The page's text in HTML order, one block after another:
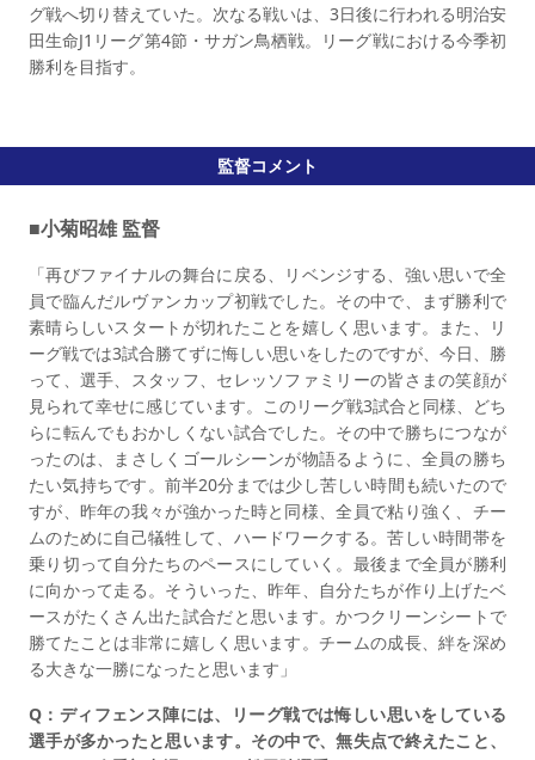
グ戦へ切り替えていた。次なる戦いは、3日後に行われる明治安
田生命J1リーグ第4節・サガン鳥栖戦。リーグ戦における今季初
勝利を目指す。
監督コメント
■小菊昭雄 監督
「再びファイナルの舞台に戻る、リベンジする、強い思いで全
員で臨んだルヴァンカップ初戦でした。その中で、まず勝利で
素晴らしいスタートが切れたことを嬉しく思います。また、リ
ーグ戦では3試合勝てずに悔しい思いをしたのですが、今日、勝
って、選手、スタッフ、セレッソファミリーの皆さまの笑顔が
見られて幸せに感じています。このリーグ戦3試合と同様、どち
らに転んでもおかしくない試合でした。その中で勝ちにつなが
ったのは、まさしくゴールシーンが物語るように、全員の勝ち
たい気持ちです。前半20分までは少し苦しい時間も続いたので
すが、昨年の我々が強かった時と同様、全員で粘り強く、チー
ムのために自己犠牲して、ハードワークする。苦しい時間帯を
乗り切って自分たちのペースにしていく。最後まで全員が勝利
に向かって走る。そういった、昨年、自分たちが作り上げたベ
ースがたくさん出た試合だと思います。かつクリーンシートで
勝てたことは非常に嬉しく思います。チームの成長、絆を深め
る大きな一勝になったと思います」
Q：ディフェンス陣には、リーグ戦では悔しい思いをしている
選手が多かったと思います。その中で、無失点で終えたこと、